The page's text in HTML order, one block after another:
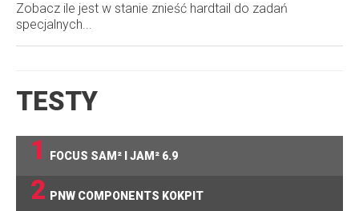
Zobacz ile jest w stanie znieść hardtail do zadań
specjalnych...
TESTY
1
FOCUS SAM² I JAM² 6.9
2 PNW COMPONENTS KOKPIT